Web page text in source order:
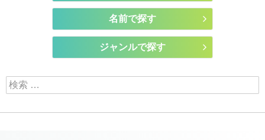
名前で探す
ジャンルで探す
検索: